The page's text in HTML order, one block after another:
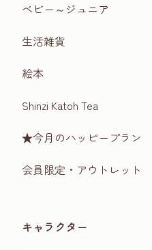
ベビー～ジュニア
生活雑貨
絵本
Shinzi Katoh Tea
★今月のハッピープラン
会員限定・アウトレット
キャラクター